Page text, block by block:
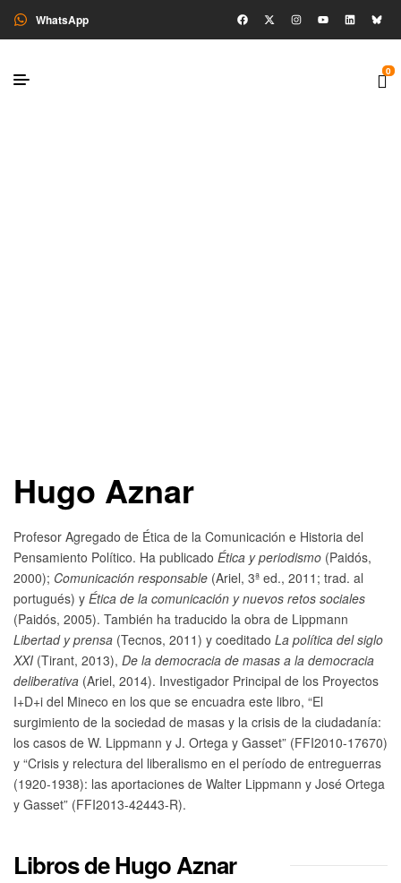
WhatsApp
0
Hugo Aznar
Profesor Agregado de Ética de la Comunicación e Historia del
Pensamiento Político. Ha publicado Ética y periodismo (Paidós,
2000); Comunicación responsable (Ariel, 3ª ed., 2011; trad. al
portugués) y Ética de la comunicación y nuevos retos sociales
(Paidós, 2005). También ha traducido la obra de Lippmann
Libertad y prensa (Tecnos, 2011) y coeditado La política del siglo
XXI (Tirant, 2013), De la democracia de masas a la democracia
deliberativa (Ariel, 2014). Investigador Principal de los Proyectos
I+D+i del Mineco en los que se encuadra este libro, “El
surgimiento de la sociedad de masas y la crisis de la ciudadanía:
los casos de W. Lippmann y J. Ortega y Gasset” (FFI2010-17670)
y “Crisis y relectura del liberalismo en el período de entreguerras
(1920-1938): las aportaciones de Walter Lippmann y José Ortega
y Gasset” (FFI2013-42443-R).
Libros de Hugo Aznar